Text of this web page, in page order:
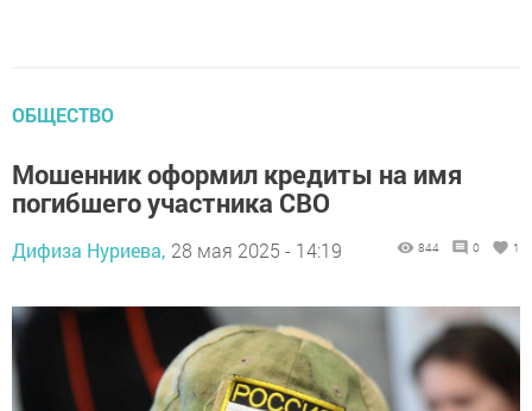
ОБЩЕСТВО
Мошенник оформил кредиты на имя
погибшего участника СВО
Дифиза Нуриева, 28 мая 2025 - 14:19 844 0 1